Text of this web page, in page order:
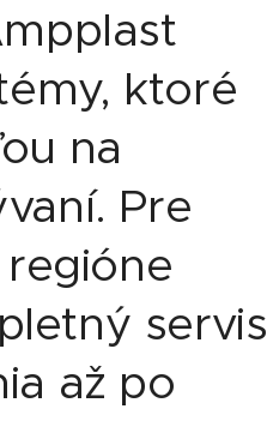
ktoré
na
Pre
servis
až po